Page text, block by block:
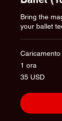
Bring the
your ballet
Caricamento
1 ora
35
dollari
35 USD